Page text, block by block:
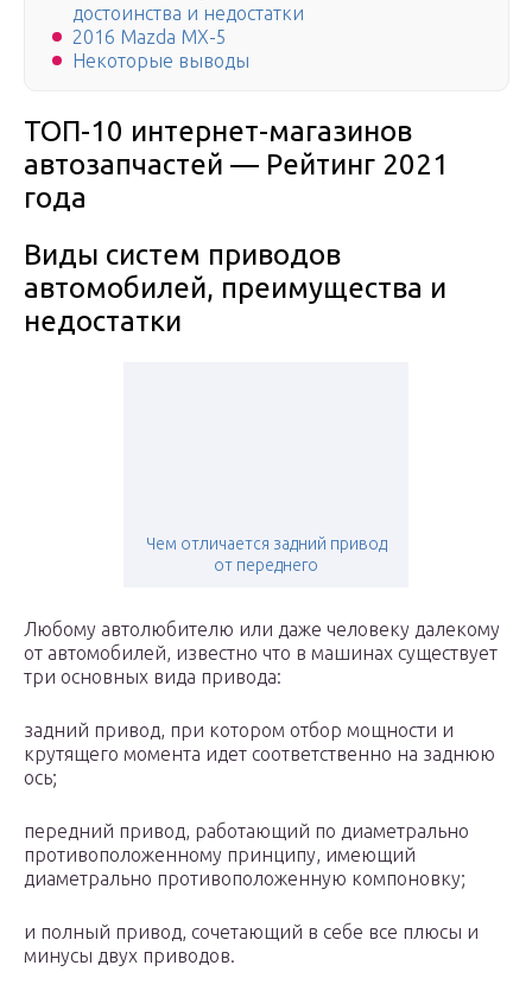
достоинства и недостатки
2016 Mazda MX-5
Некоторые выводы
ТОП-10 интернет-магазинов
автозапчастей — Рейтинг 2021
года
Виды систем приводов
автомобилей, преимущества и
недостатки
Чем отличается задний привод
от переднего
Любому автолюбителю или даже человеку далекому
от автомобилей, известно что в машинах существует
три основных вида привода:
задний привод, при котором отбор мощности и
крутящего момента идет соответственно на заднюю
ось;
передний привод, работающий по диаметрально
противоположенному принципу, имеющий
диаметрально противоположенную компоновку;
и полный привод, сочетающий в себе все плюсы и
минусы двух приводов.